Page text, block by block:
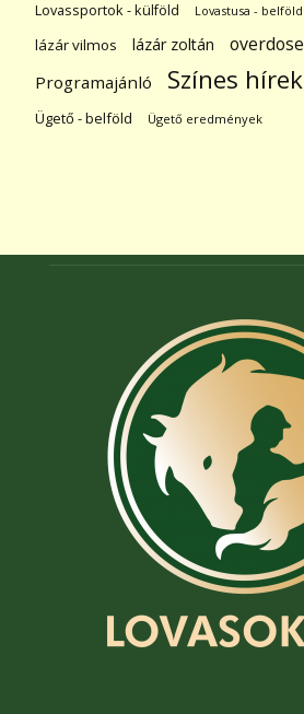
Lovassportok - külföld Lovastusa - belföld
lázár vilmos lázár zoltán overdose
Programajánló Színes hírek
Ügető - belföld Ügető eredmények